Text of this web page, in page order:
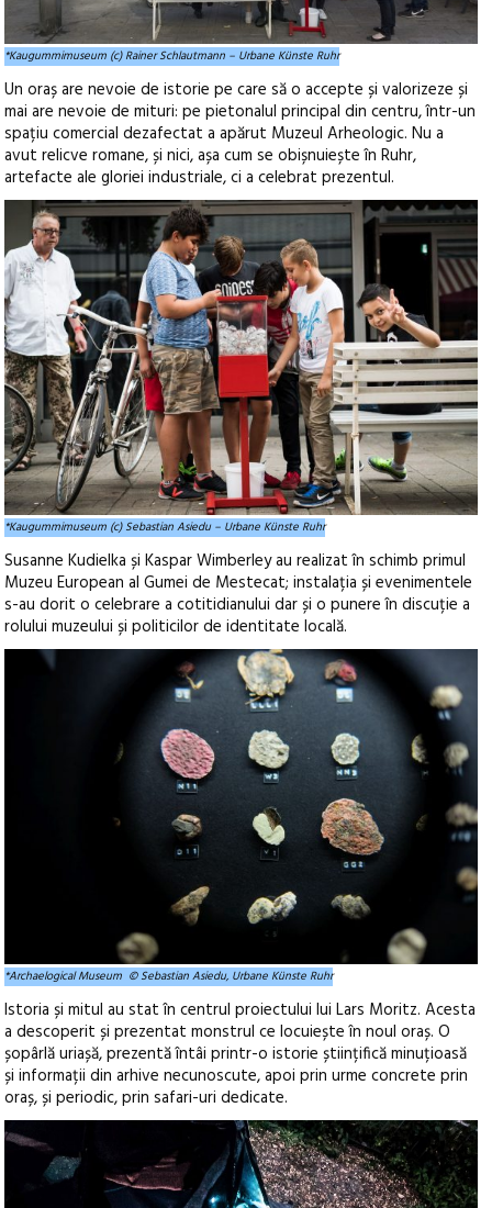
*Kaugummimuseum (c) Rainer Schlautmann – Urbane Künste Ruhr
Un oraș are nevoie de istorie pe care să o accepte și valorizeze și
mai are nevoie de mituri: pe pietonalul principal din centru, într-un
spațiu comercial dezafectat a apărut Muzeul Arheologic. Nu a
avut relicve romane, și nici, așa cum se obișnuiește în Ruhr,
artefacte ale gloriei industriale, ci a celebrat prezentul.
*Kaugummimuseum (c) Sebastian Asiedu – Urbane Künste Ruhr
Susanne Kudielka și Kaspar Wimberley au realizat în schimb primul
Muzeu European al Gumei de Mestecat; instalația și evenimentele
s-au dorit o celebrare a cotitidianului dar și o punere în discuție a
rolului muzeului și politicilor de identitate locală.
*Archaelogical Museum © Sebastian Asiedu, Urbane Künste Ruhr
Istoria și mitul au stat în centrul proiectului lui Lars Moritz. Acesta
a descoperit și prezentat monstrul ce locuiește în noul oraș. O
șopârlă uriașă, prezentă întâi printr-o istorie științifică minuțioasă
și informații din arhive necunoscute, apoi prin urme concrete prin
oraș, și periodic, prin safari-uri dedicate.